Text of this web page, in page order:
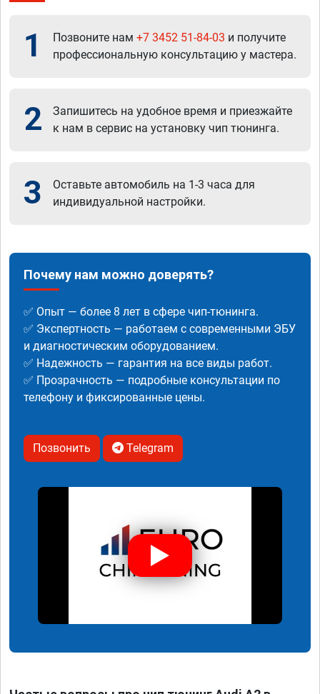
1 Позвоните нам +7 3452 51-84-03 и получите
профессиональную консультацию у мастера.
2
Запишитесь на удобное время и приезжайте
к нам в сервис на установку чип тюнинга.
3
Оставьте автомобиль на 1-3 часа для
индивидуальной настройки.
Почему нам можно доверять?
✅ Опыт — более 8 лет в сфере чип-тюнинга.
✅ Экспертность — работаем с современными ЭБУ
и диагностическим оборудованием.
✅ Надежность — гарантия на все виды работ.
✅ Прозрачность — подробные консультации по
телефону и фиксированные цены.
Позвонить Telegram